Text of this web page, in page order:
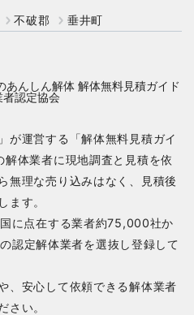
不破郡 垂井町
が運営する「解体無料見積ガイ
解体業者に現地調査と見積を依
無理な売り込みはなく、見積後
ます。
に点在する業者約75,000社か
認定解体業者を選抜し登録して
、安心して依頼できる解体業者
さい。